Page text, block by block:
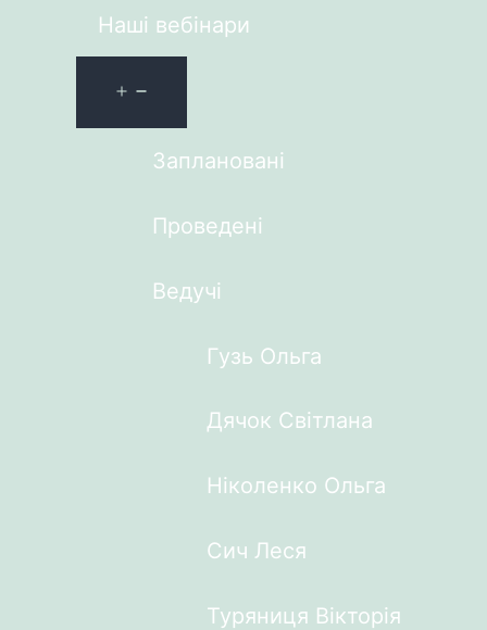
Наші вебінари
Заплановані
Проведені
Ведучі
Гузь Ольга
Дячок Світлана
Ніколенко Ольга
Сич Леся
Туряниця Вікторія